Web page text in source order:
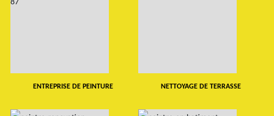
ENTREPRISE DE PEINTURE NETTOYAGE DE TERRASSE